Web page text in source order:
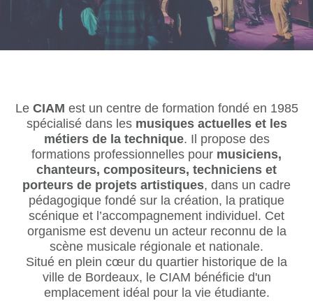
LeCIAM est un centre de formation fondé en 1985
spécialisé dans les musiques actuelles et les
métiers de la technique. Il propose des
formations professionnelles pour musiciens,
chanteurs, compositeurs, techniciens et
porteurs de projets artistiques, dans un cadre
pédagogique fondé sur la création, la pratique
scénique et l’accompagnement individuel. Cet
organisme est devenu un acteur reconnu de la
scène musicale régionale et nationale.
Situé en plein cœur du quartier historique de la
ville de Bordeaux, le CIAM bénéficie d'un
emplacement idéal pour la vie étudiante.